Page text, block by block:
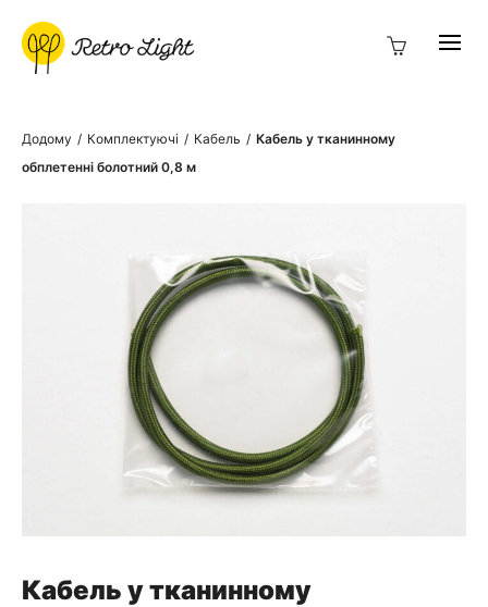
Додому / Комплектуючі / Кабель / Кабель у тканинному
обплетенні болотний 0,8 м
Кабель у тканинному